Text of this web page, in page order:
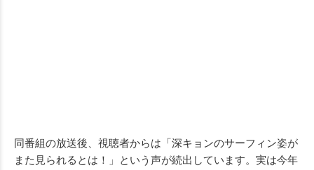
同番組の放送後、視聴者からは「深キョンのサーフィン姿が
また見られるとは！」という声が続出しています。実は今年